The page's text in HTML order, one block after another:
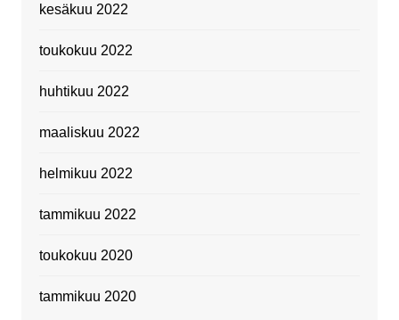
kesäkuu 2022
toukokuu 2022
huhtikuu 2022
maaliskuu 2022
helmikuu 2022
tammikuu 2022
toukokuu 2020
tammikuu 2020